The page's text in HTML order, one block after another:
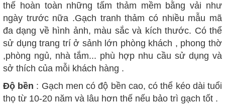
thế hoàn toàn những tấm thảm mềm bằng vải như
ngày trước nữa .Gạch tranh thảm có nhiều mẫu mã
đa dạng về hình ảnh, màu sắc và kích thước. Có thể
sử dụng trang trí ở sảnh lớn phòng khách , phong thờ
,phòng ngủ, nhà tắm... phù hợp nhu cầu sử dụng và
sở thích của mỗi khách hàng .
Độ bền : Gạch men có độ bền cao, có thể kéo dài tuổi
thọ từ 10-20 năm và lâu hơn thế nếu bảo trì gạch tốt .